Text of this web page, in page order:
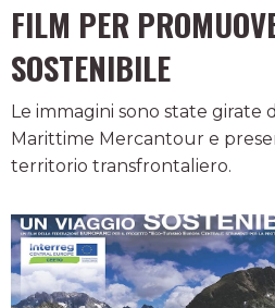
FILM PER
SOSTENIBILE
Le immagini sono state girate
Marittime Mercantour e
territorio transfrontaliero.